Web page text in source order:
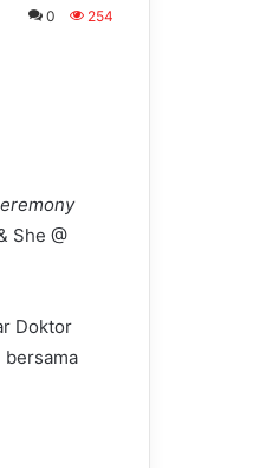
0 254
She @
Doktor
bersama